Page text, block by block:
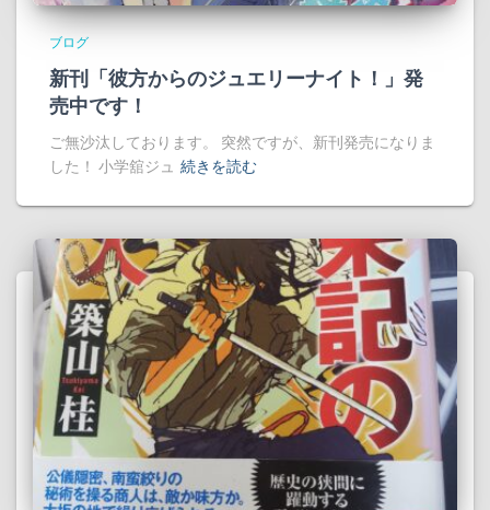
ブログ
新刊「彼方からのジュエリーナイト！」発
売中です！
ご無沙汰しております。 突然ですが、新刊発売になりま
した！ 小学舘ジュ 続きを読む